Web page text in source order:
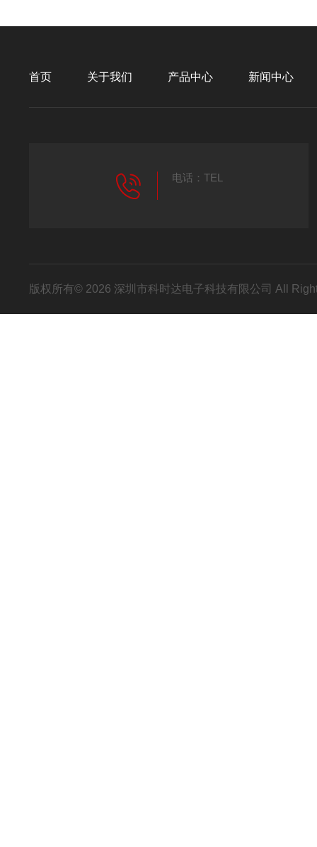
首页 关于我们 产品中心 新闻中心
电话：TEL
版权所有© 2026 深圳市科时达电子科技有限公司 All